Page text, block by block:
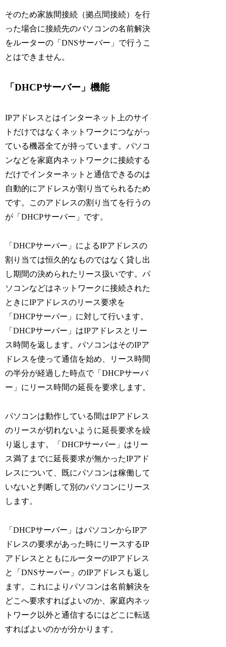
そのため家族間接続（拠点間接続）を行
った場合に接続先のパソコンの名前解決
をルーターの「DNSサーバー」で行うこ
とはできません。
「DHCPサーバー」機能
IPアドレスとはインターネット上のサイ
トだけではなくネットワークにつながっ
ている機器全てが持っています。パソコ
ンなどを家庭内ネットワークに接続する
だけでインターネットと通信できるのは
自動的にアドレスが割り当てられるため
です。このアドレスの割り当てを行うの
が「DHCPサーバー」です。
「DHCPサーバー」によるIPアドレスの
割り当ては恒久的なものではなく貸し出
し期間の決められたリース扱いです。パ
ソコンなどはネットワークに接続された
ときにIPアドレスのリース要求を
「DHCPサーバー」に対して行います。
「DHCPサーバー」はIPアドレスとリー
ス時間を返します。パソコンはそのIPア
ドレスを使って通信を始め、リース時間
の半分が経過した時点で「DHCPサーバ
ー」にリース時間の延長を要求します。
パソコンは動作している間はIPアドレス
のリースが切れないように延長要求を繰
り返します。「DHCPサーバー」はリー
ス満了までに延長要求が無かったIPアド
レスについて、既にパソコンは稼働して
いないと判断して別のパソコンにリース
します。
「DHCPサーバー」はパソコンからIPア
ドレスの要求があった時にリースするIP
アドレスとともにルーターのIPアドレス
と「DNSサーバー」のIPアドレスも返し
ます。これによりパソコンは名前解決を
どこへ要求すればよいのか、家庭内ネッ
トワーク以外と通信するにはどこに転送
すればよいのかが分かります。